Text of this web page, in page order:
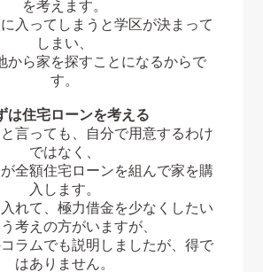
を考えます。
入ってしまうと学区が決まって
しまい、
から家を探すことになるからで
す。
は住宅ローンを考える
と言っても、自分で用意するわけ
ではなく、
全額住宅ローンを組んで家を購
入します。
れて、極力借金を少なくしたい
考えの方がいますが、
ラムでも説明しましたが、得で
はありません。